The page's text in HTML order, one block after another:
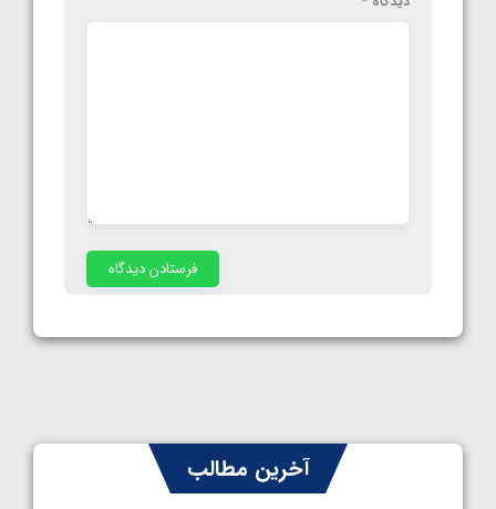
آخرین مطالب